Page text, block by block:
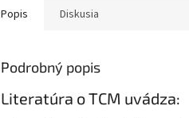
Popis Diskusia
Podrobný popis
Literatúra o TCM uvádza: